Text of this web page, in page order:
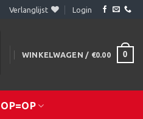
Verlanglijst Login
WINKELWAGEN / €0.00 0
OP=OP